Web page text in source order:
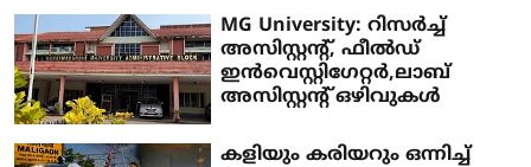
MG University: റിസർച്ച്
അസിസ്റ്റന്റ്, ഫീൽഡ്
ഇൻവെസ്റ്റിഗേറ്റർ,ലാബ്
അസിസ്റ്റന്റ് ഒഴിവുകൾ
കളിയും കരിയറും ഒന്നിച്ച്